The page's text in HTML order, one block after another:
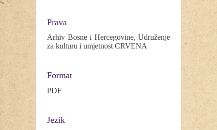
Prava
Arhiv Bosne i Hercegovine, Udruženje
za kulturu i umjetnost CRVENA
Format
PDF
Jezik